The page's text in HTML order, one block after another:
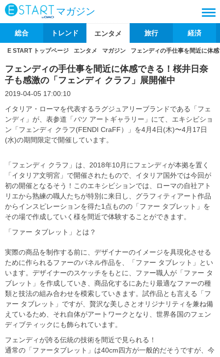
マガジン
総合 トレンド エンタメ 旅行 経済
E START トップページ エンタメ マガジン フェンディの手仕事を間近に体
フェンディの手仕事を間近に体感できる！桜井日奈
子も感激の「フェンディ クラフ」展開催中
2019-04-05 17:00:10
イタリア・ローマを代表するラグジュアリーブランドである「フェ
ンディ」が、表参道「バツ アートギャラリー」にて、エキシビショ
ン「フェンディ クラフ(FENDI CraFF）」を4月4日(木)〜4月17日
(水)の期間限定で開催しています。
「フェンディ クラフ」は、2018年10月にフェンディが本拠を置く
「イタリア文明宮」で開催されたもので、イタリア国外では今回が
初の開催となるそう！このエキシビションでは、ローマの自社アト
リエから熟練の職人たちが特別に来日し、グラフィティアート作品
からインスピレーションを得た1点ものの「ファー タブレット」を
その場で作成していく様を間近で体験することができます。
「ファー タブレット」とは？
実際の商品を制作する前に、デザイナーのイメージを具現化させる
ために作られるファーのパネル作品を、「ファー タブレット」とい
います。デザイナーのスケッチをもとに、ファー職人が「ファー タ
ブレット」を作成していき、商品化するにあたり最適なファーの種
類と技法の組み合わせを模索していきます。試作品とも言える「フ
ァー タブレット」ですが、贅沢な美しさとオリジナリティを兼ね備
えているため、それ自体がアートワークとなり、世界各国のフェン
ディブティックにも飾られています。
フェンディが誇る伝統の技術を間近で見られる！
通常の「ファータブレット」は40cm四方が一般的だそうですが、今